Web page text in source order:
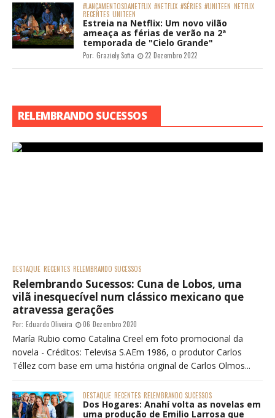
#LANÇAMENTOSDANETFLIX #NETFLIX #SÉRIES #UNITEEN NETFLIX
RECENTES UNITEEN
Estreia na Netflix: Um novo vilão
ameaça as férias de verão na 2ª
temporada de "Cielo Grande"
Por: Graziely Sofia 22 Dezembro 2022
RELEMBRANDO SUCESSOS
DESTAQUE RECENTES RELEMBRANDO SUCESSOS
Relembrando Sucessos: Cuna de Lobos, uma
vilã inesquecível num clássico mexicano que
atravessa gerações
Por: Eduardo Oliveira 06 Dezembro 2020
María Rubio como Catalina Creel em foto promocional da
novela - Créditos: Televisa S.AEm 1986, o produtor Carlos
Téllez com base em uma história original de Carlos Olmos...
DESTAQUE RECENTES RELEMBRANDO SUCESSOS
Dos Hogares: Anahí volta as novelas em
uma produção de Emilio Larrosa que